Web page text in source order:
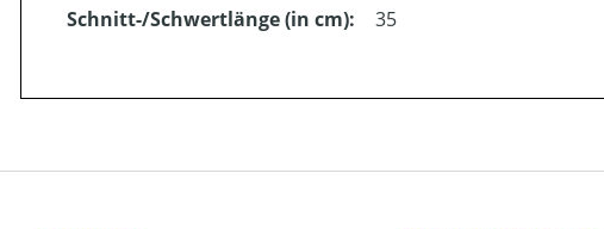
Schnitt-/Schwertlänge (in cm):
35